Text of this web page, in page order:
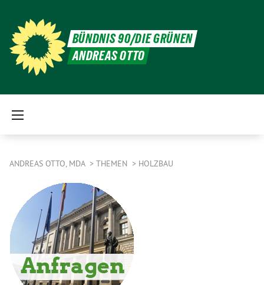
BÜNDNIS 90/DIE GRÜNEN
ANDREAS OTTO
ANDREAS OTTO, MDA THEMEN HOLZBAU